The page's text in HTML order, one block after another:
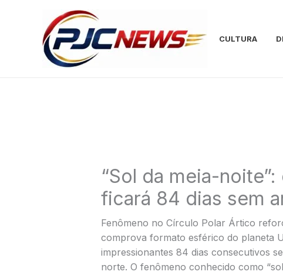
CULTURA
“Sol da meia-
ficará 84 dias sem
Fenômeno no Círculo Polar Ártico
comprova formato esférico do planeta
impressionantes 84 dias consecutivos
norte. O fenômeno conhecido como